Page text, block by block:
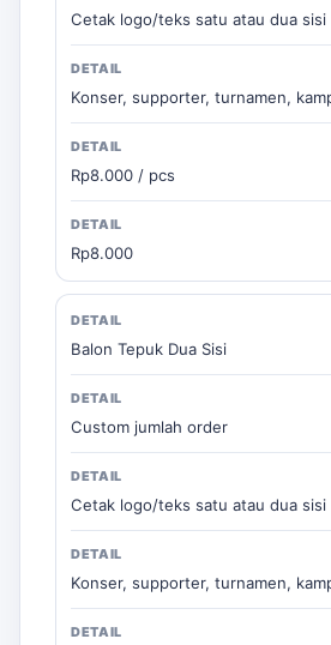
Cetak logo/teks satu atau dua sisi
Konser, supporter, turnamen,
Rp8.000 / pcs
Rp8.000
Balon Tepuk Dua Sisi
Custom jumlah order
Cetak logo/teks satu atau dua sisi
Konser, supporter, turnamen,